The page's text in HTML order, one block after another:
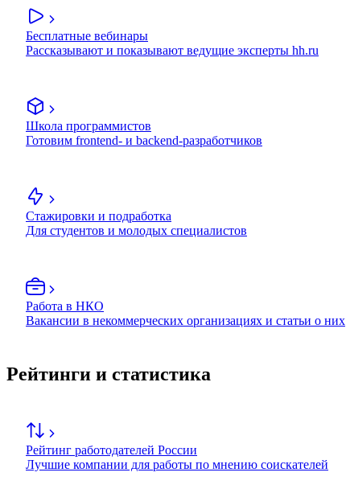
Бесплатные вебинары
Рассказывают и показывают ведущие эксперты hh.ru
Школа программистов
Готовим frontend- и backend-разработчиков
Стажировки и подработка
Для студентов и молодых специалистов
Работа в НКО
Вакансии в некоммерческих организациях и статьи о них
Рейтинги и статистика
Рейтинг работодателей России
Лучшие компании для работы по мнению соискателей